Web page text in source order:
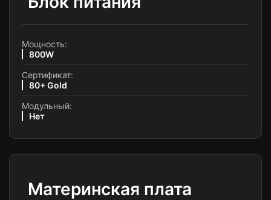
Мощность:
800W
Сертификат:
80+ Gold
Модульный:
Нет
Материнская плата